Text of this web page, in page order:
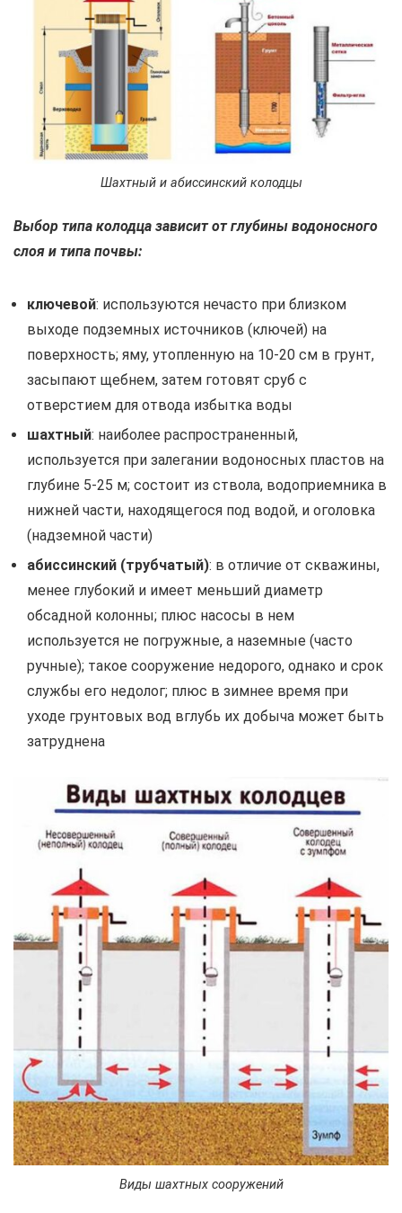
Шахтный и абиссинский колодцы
Выбор типа колодца зависит от глубины водоносного
слоя и типа почвы:
ключевой: используются нечасто при близком
выходе подземных источников (ключей) на
поверхность; яму, утопленную на 10-20 см в грунт,
засыпают щебнем, затем готовят сруб с
отверстием для отвода избытка воды
шахтный: наиболее распространенный,
используется при залегании водоносных пластов на
глубине 5-25 м; состоит из ствола, водоприемника в
нижней части, находящегося под водой, и оголовка
(надземной части)
абиссинский (трубчатый): в отличие от скважины,
менее глубокий и имеет меньший диаметр
обсадной колонны; плюс насосы в нем
используется не погружные, а наземные (часто
ручные); такое сооружение недорого, однако и срок
службы его недолог; плюс в зимнее время при
уходе грунтовых вод вглубь их добыча может быть
затруднена
Виды шахтных сооружений